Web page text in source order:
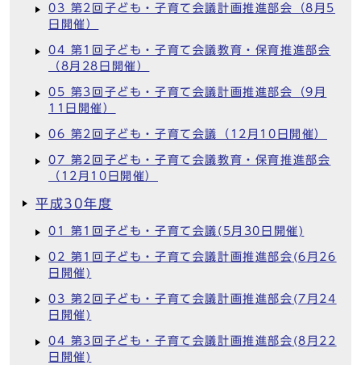
03 第2回子ども・子育て会議計画推進部会（8月5
日開催）
04 第1回子ども・子育て会議教育・保育推進部会
（8月28日開催）
05 第3回子ども・子育て会議計画推進部会（9月
11日開催）
06 第2回子ども・子育て会議（12月10日開催）
07 第2回子ども・子育て会議教育・保育推進部会
（12月10日開催）
平成30年度
01 第1回子ども・子育て会議(5月30日開催)
02 第1回子ども・子育て会議計画推進部会(6月26
日開催)
03 第2回子ども・子育て会議計画推進部会(7月24
日開催)
04 第3回子ども・子育て会議計画推進部会(8月22
日開催)